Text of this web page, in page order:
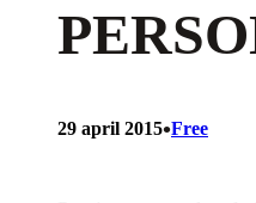
29 april 2015•Free